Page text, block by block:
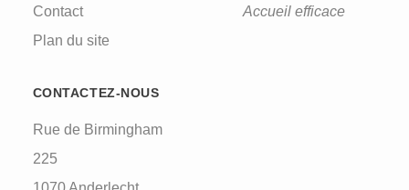
Contact
Plan du site
Accueil efficace
CONTACTEZ-NOUS
Rue de Birmingham
225